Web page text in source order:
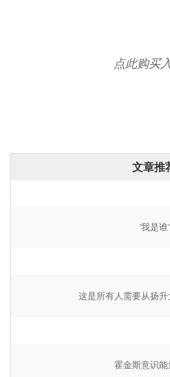
点此购买
文章推
'我是谁'
这是所有人需要从扬
霍金斯意识能